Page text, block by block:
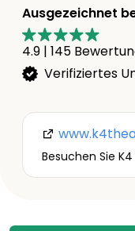
Ausgezeichnet
4.9 | 145
Verifiziertes
Besuchen Sie